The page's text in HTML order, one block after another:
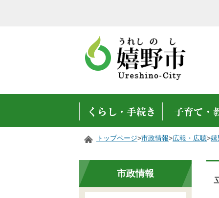
トップページ>市政情報>広報・広聴>嬉
市政情報